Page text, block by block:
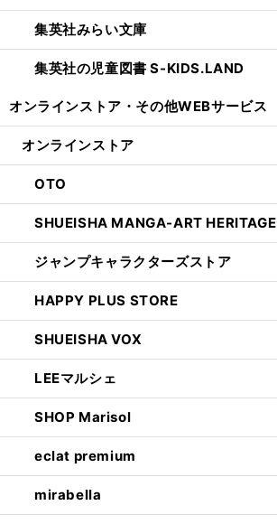
集英社みらい文庫
集英社の児童図書 S-KIDS.LAND
オンラインストア・ その他WEBサービス
オンラインストア
OTO
SHUEISHA MANGA-ART HERITAGE
ジャンプキャラクターズストア
HAPPY PLUS STORE
SHUEISHA VOX
LEEマルシェ
SHOP Marisol
eclat premium
mirabella